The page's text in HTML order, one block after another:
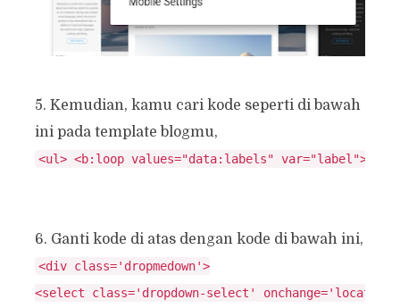
5. Kemudian, kamu cari kode seperti di bawah
ini pada template blogmu,
<ul> <b:loop values="data:labels" var="label">
6. Ganti kode di atas dengan kode di bawah ini,
<div class='dropmedown'>
<select class='dropdown-select'